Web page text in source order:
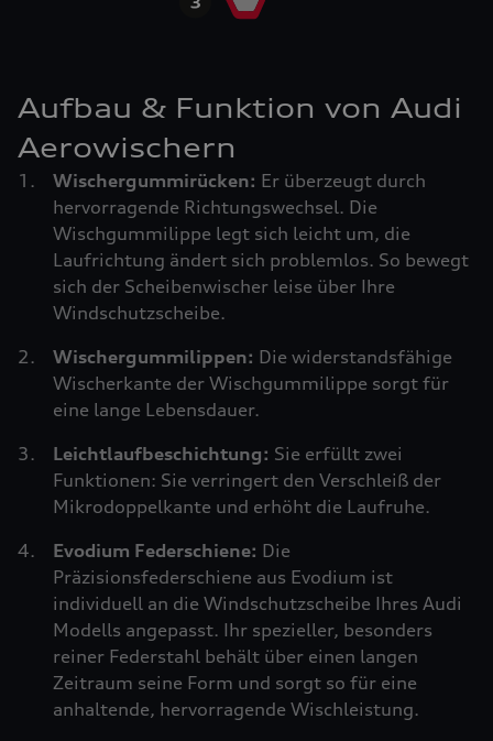
Aufbau & Funktion von Audi
Aerowischern
Wischergummirücken: Er überzeugt durch
hervorragende Richtungswechsel. Die
Wischgummilippe legt sich leicht um, die
Laufrichtung ändert sich problemlos. So bewegt
sich der Scheibenwischer leise über Ihre
Windschutzscheibe.
Wischergummilippen: Die widerstandsfähige
Wischerkante der Wischgummilippe sorgt für
eine lange Lebensdauer.
Leichtlaufbeschichtung: Sie erfüllt zwei
Funktionen: Sie verringert den Verschleiß der
Mikrodoppelkante und erhöht die Laufruhe.
Evodium Federschiene: Die
Präzisionsfederschiene aus Evodium ist
individuell an die Windschutzscheibe Ihres Audi
Modells angepasst. Ihr spezieller, besonders
reiner Federstahl behält über einen langen
Zeitraum seine Form und sorgt so für eine
anhaltende, hervorragende Wischleistung.